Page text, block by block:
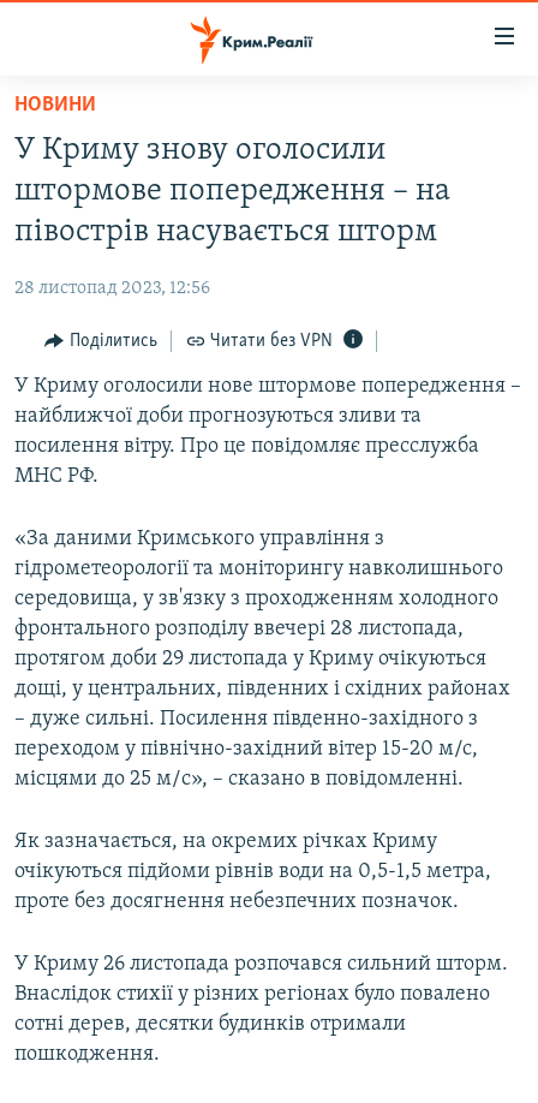
Перейти
основного
матеріалу
Перейти
до
основної
Перейти
пошуку
ВОДА.КРИМ
ВІДЕО ТА ФОТО
БЛОГИ
ПОГЛЯД
ІНТЕРВ'Ю
ВСЕ ЗА ДЕНЬ
СПЕЦПРОЕКТИ
ВІДЕОУРОКИ «ELIFBE»
СВІДЧЕННЯ ОКУПАЦІЇ
УКРАЇНСЬКА ПРОБЛЕМА КРИМУ
ІНФОГРАФІКА
Русский
Qırımtatar
ДОЛУЧАЙСЯ!
НОВИНИ
У Криму знову оголосили
штормове попередження – на
півострів насувається шторм
28 листопад 2023, 12:56
Поділитись Читати без VPN
У Криму оголосили нове штормове попередження –
найближчої доби прогнозуються зливи та
посилення вітру. Про це повідомляє пресслужба
МНС РФ.
«За даними Кримського управління з
гідрометеорології та моніторингу навколишнього
середовища, у зв'язку з проходженням холодного
фронтального розподілу ввечері 28 листопада,
протягом доби 29 листопада у Криму очікуються
дощі, у центральних, південних і східних районах
– дуже сильні. Посилення південно-західного з
переходом у північно-західний вітер 15-20 м/с,
місцями до 25 м/c», – сказано в повідомленні.
Як зазначається, на окремих річках Криму
очікуються підйоми рівнів води на 0,5-1,5 метра,
проте без досягнення небезпечних позначок.
У Криму 26 листопада розпочався сильний шторм.
Внаслідок стихії у різних регіонах було повалено
сотні дерев, десятки будинків отримали
пошкодження.